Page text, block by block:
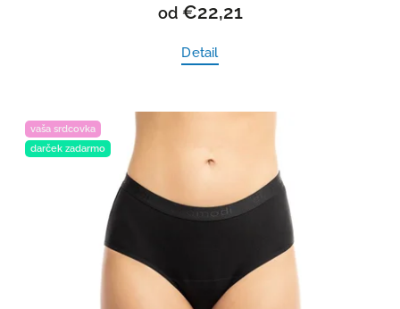
od€22,21
Detail
vaša srdcovka
darček zadarmo